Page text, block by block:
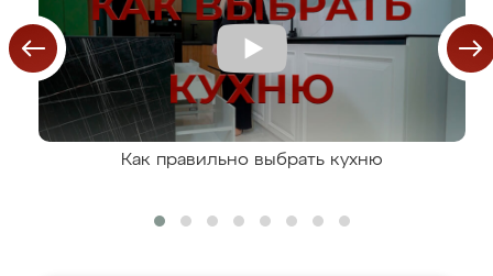
Как правильно выбрать кухню